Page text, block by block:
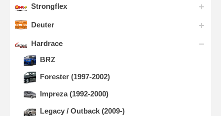
Strongflex
Deuter
Hardrace
BRZ
Forester (1997-2002)
Impreza (1992-2000)
Legacy / Outback (2009-)